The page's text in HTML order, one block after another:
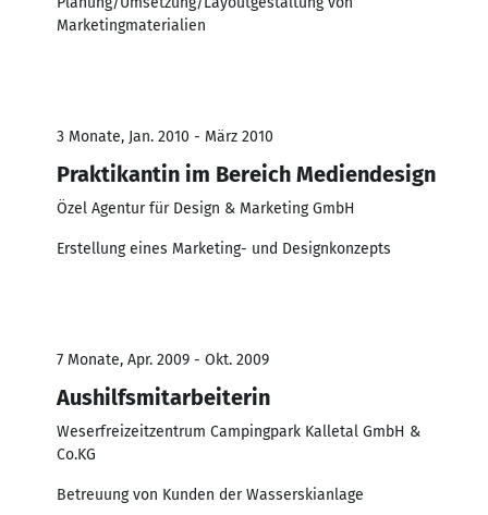
Marketingmaterialien
3 Monate, Jan. 2010 - März 2010
Praktikantin im Bereich Mediendesign
Özel Agentur für Design & Marketing GmbH
Erstellung eines Marketing- und Designkonzepts
7 Monate, Apr. 2009 - Okt. 2009
Aushilfsmitarbeiterin
Weserfreizeitzentrum Campingpark Kalletal GmbH &
Co.KG
Betreuung von Kunden der Wasserskianlage